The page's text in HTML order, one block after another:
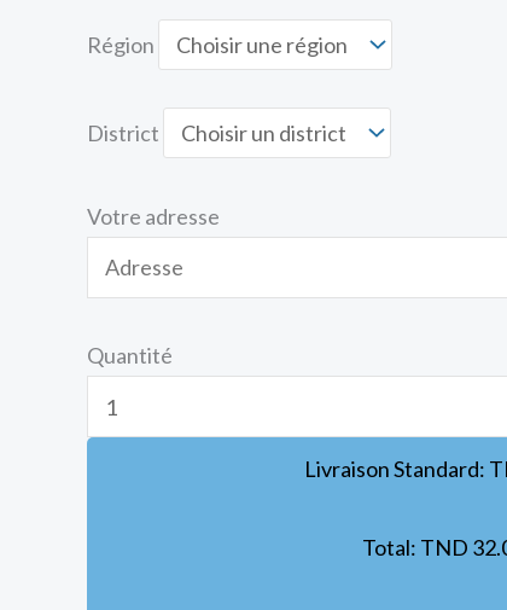
Région
District
Votre adresse
Quantité
Livraison Standard:
Total: TND